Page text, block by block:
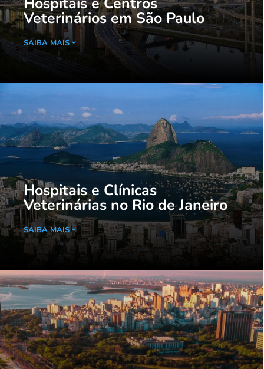
Veterinários em São Paulo
SAIBA MAIS
Hospitais e Clínicas
Veterinárias no Rio de Janeiro
SAIBA MAIS